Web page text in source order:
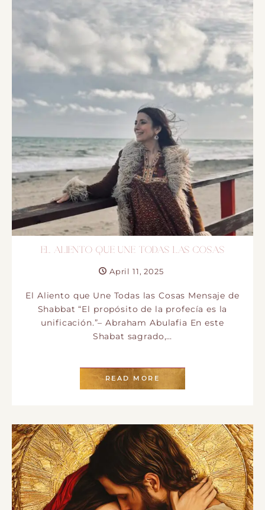
EL ALIENTO QUE UNE TODAS LAS COSAS
April 11, 2025
El Aliento que Une Todas las Cosas Mensaje de
Shabbat “El propósito de la profecía es la
unificación.”– Abraham Abulafia En este
Shabat sagrado,…
READ MORE